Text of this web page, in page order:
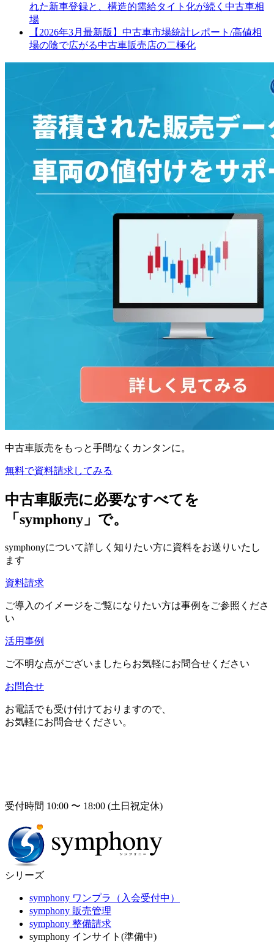
れた新車登録と、構造的需給タイト化が続く中古車相
場
【2026年3月最新版】中古車市場統計レポート/高値相
場の陰で広がる中古車販売店の二極化
中古車販売をもっと手間なくカンタンに。
無料で資料請求してみる
中古車販売に必要なすべてを
「symphony」で。
symphonyについて詳しく知りたい方に資料をお送りいたし
ます
資料請求
ご導入のイメージをご覧になりたい方は事例をご参照くださ
い
活用事例
ご不明な点がございましたらお気軽にお問合せください
お問合せ
お電話でも受け付けておりますので、
お気軽にお問合せください。
受付時間 10:00 〜 18:00 (土日祝定休)
シリーズ
symphony ワンプラ（入会受付中）
symphony 販売管理
symphony 整備請求
symphony インサイト(準備中)